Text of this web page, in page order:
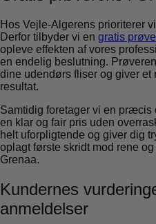
Hos Vejle-Algerens prioriterer
Derfor tilbyder vi en gratis
opleve effekten af vores
en endelig beslutning.
dine udendørs fliser og giver et
resultat.
Samtidig foretager vi en præcis
en klar og fair pris uden
helt uforpligtende og giver dig
oplagt første skridt mod rene
Grenaa.
Kundernes
anmeldelser